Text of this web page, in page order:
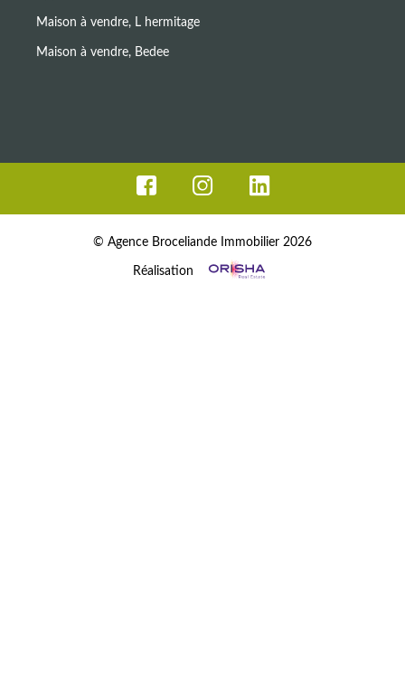
Maison à vendre, L hermitage
Maison à vendre, Bedee
© Agence Broceliande Immobilier 2026
Réalisation